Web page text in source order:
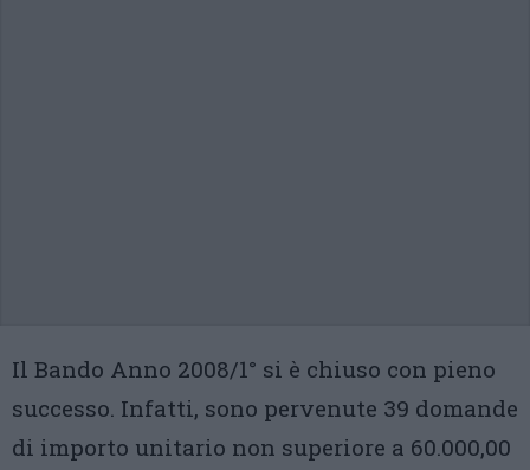
Il Bando Anno 2008/1° si è chiuso con pieno
successo. Infatti, sono pervenute 39 domande
di importo unitario non superiore a 60.000,00